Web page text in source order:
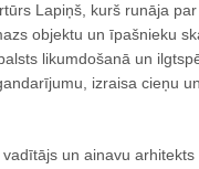
Lapiņš, kurš runāja
objektu un īpašnieku
likumdošanā un
izraisa cieņu
vadītājs un ainavu